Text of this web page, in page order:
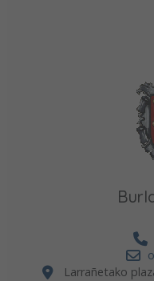
Larrañetako